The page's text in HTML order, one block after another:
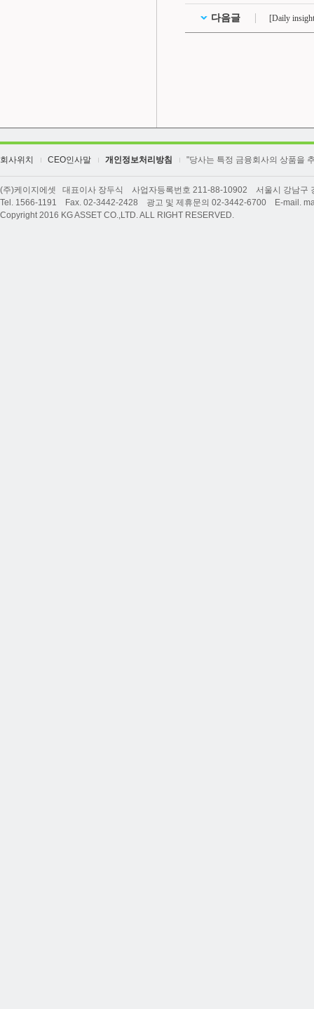
다음글 [Daily
회사위치 CEO인사말 개인정보처리방침 "당사는 특정 금융회사의 상품을
(주)케이지에셋 대표이사 장두식 사업자등록번호 211-88-10902 서울시 강남구
Tel. 1566-1191 Fax. 02-3442-2428 광고 및 제휴문의 02-3442-6700 E-mail.
Copyright 2016 KG ASSET CO.,LTD. ALL RIGHT RESERVED.